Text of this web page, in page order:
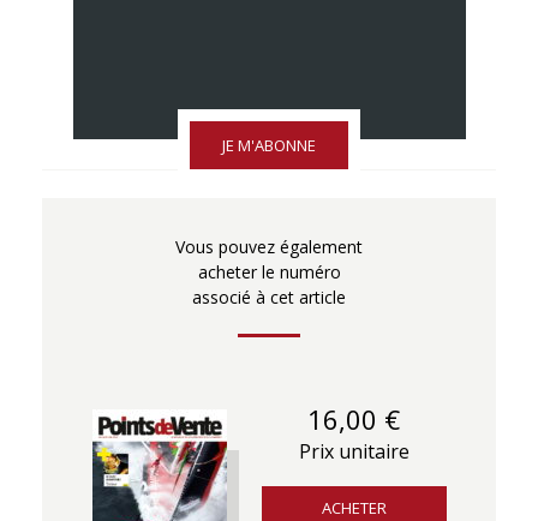
JE M'ABONNE
Vous pouvez également
acheter le numéro
associé à cet article
16,00 €
Prix unitaire
ACHETER